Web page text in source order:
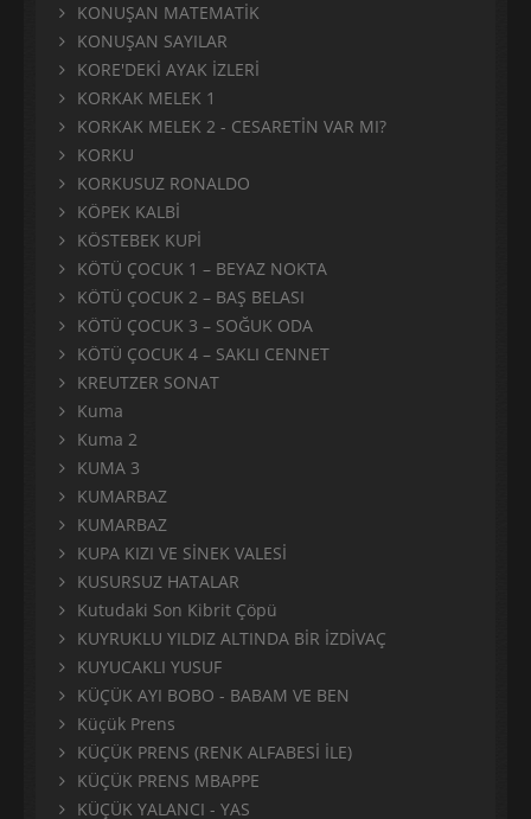
KONUŞAN MATEMATİK
KONUŞAN SAYILAR
KORE'DEKİ AYAK İZLERİ
KORKAK MELEK 1
KORKAK MELEK 2 - CESARETİN VAR MI?
KORKU
KORKUSUZ RONALDO
KÖPEK KALBİ
KÖSTEBEK KUPİ
KÖTÜ ÇOCUK 1 – BEYAZ NOKTA
KÖTÜ ÇOCUK 2 – BAŞ BELASI
KÖTÜ ÇOCUK 3 – SOĞUK ODA
KÖTÜ ÇOCUK 4 – SAKLI CENNET
KREUTZER SONAT
Kuma
Kuma 2
KUMA 3
KUMARBAZ
KUMARBAZ
KUPA KIZI VE SİNEK VALESİ
KUSURSUZ HATALAR
Kutudaki Son Kibrit Çöpü
KUYRUKLU YILDIZ ALTINDA BİR İZDİVAÇ
KUYUCAKLI YUSUF
KÜÇÜK AYI BOBO - BABAM VE BEN
Küçük Prens
KÜÇÜK PRENS (RENK ALFABESİ İLE)
KÜÇÜK PRENS MBAPPE
KÜÇÜK YALANCI - YAS